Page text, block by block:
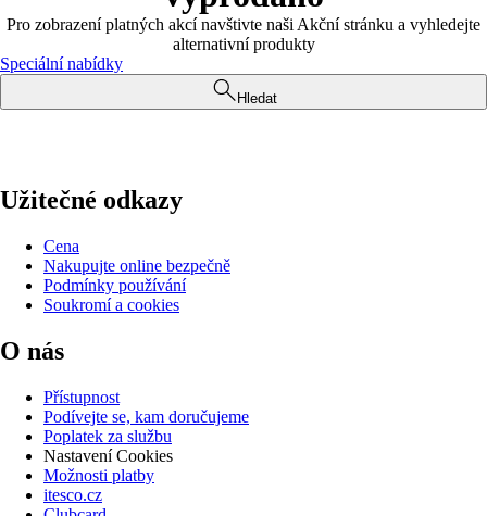
Pro zobrazení platných akcí navštivte naši Akční stránku a vyhledejte
alternativní produkty
Speciální nabídky
Hledat
Užitečné odkazy
Cena
Nakupujte online bezpečně
Podmínky používání
Soukromí a cookies
O nás
Přístupnost
Podívejte se, kam doručujeme
Poplatek za službu
Nastavení Cookies
Možnosti platby
itesco.cz